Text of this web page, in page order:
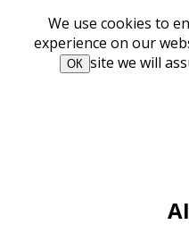
We use cookies to
experience on our
site we will
ОК